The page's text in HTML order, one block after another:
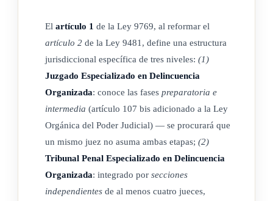
Se adicionan a la Ley N. º 7333, Ley Orgánica del Poder
Judicial, de 5 de mayo de 1993, los artículos 93 ter, 96 ter,
101 bis y 107 bis. Los textos son los siguientes:
Artículo 93 ter Corresponde al Tribunal de Apelación de
Sentencia Especializado en Delincuencia Organizada
conocer:
1-) Del recurso de apelación contra las sentencias dictadas
por los tribunales especializados en delincuencia organizada.
El artículo 1 de la Ley 9769, al reformar el
artículo 2 de la Ley 9481, define una estructura
jurisdiccional específica de tres niveles: (1)
Juzgado Especializado en Delincuencia
Organizada: conoce las fases preparatoria e
intermedia (artículo 107 bis adicionado a la Ley
Orgánica del Poder Judicial) — se procurará que
un mismo juez no asuma ambas etapas; (2)
Tribunal Penal Especializado en Delincuencia
Organizada: integrado por secciones
independientes de al menos cuatro jueces,